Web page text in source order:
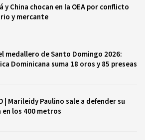
y China chocan en la OEA por conflicto
y mercante
medallero de Santo Domingo 2026:
Dominicana suma 18 oros y 85 preseas
| Marileidy Paulino sale a defender su
en los 400 metros